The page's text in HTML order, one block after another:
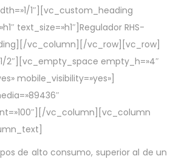
l
d
e
2
0
2
2
d
o
e
n
1″][vc_custom_heading
text_size=»h1″]Regulador RHS-
vc_column][/vc_row][vc_row]
2″][vc_empty_space empty_h=»4″
mobile_visibility=»yes»]
vc_column][vc_column
de alto consumo, superior al de un